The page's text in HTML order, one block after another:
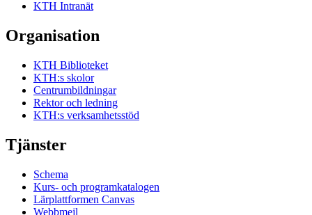
KTH Intranät
Organisation
KTH Biblioteket
KTH:s skolor
Centrumbildningar
Rektor och ledning
KTH:s verksamhetsstöd
Tjänster
Schema
Kurs- och programkatalogen
Lärplattformen Canvas
Webbmejl